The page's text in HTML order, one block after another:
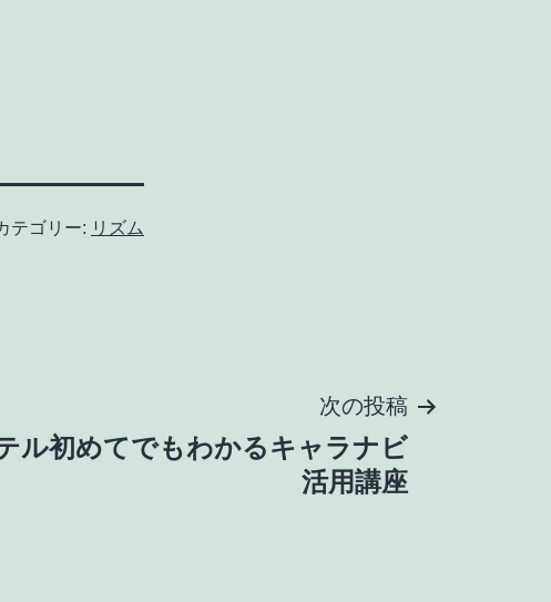
テゴリー: リズム
次の投稿
ル初めてでもわかるキャラナビ
活用講座